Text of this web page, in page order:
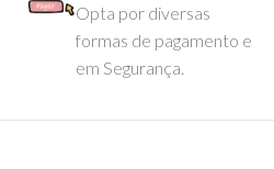
Opta por diversas
formas de pagamento e
em Segurança.